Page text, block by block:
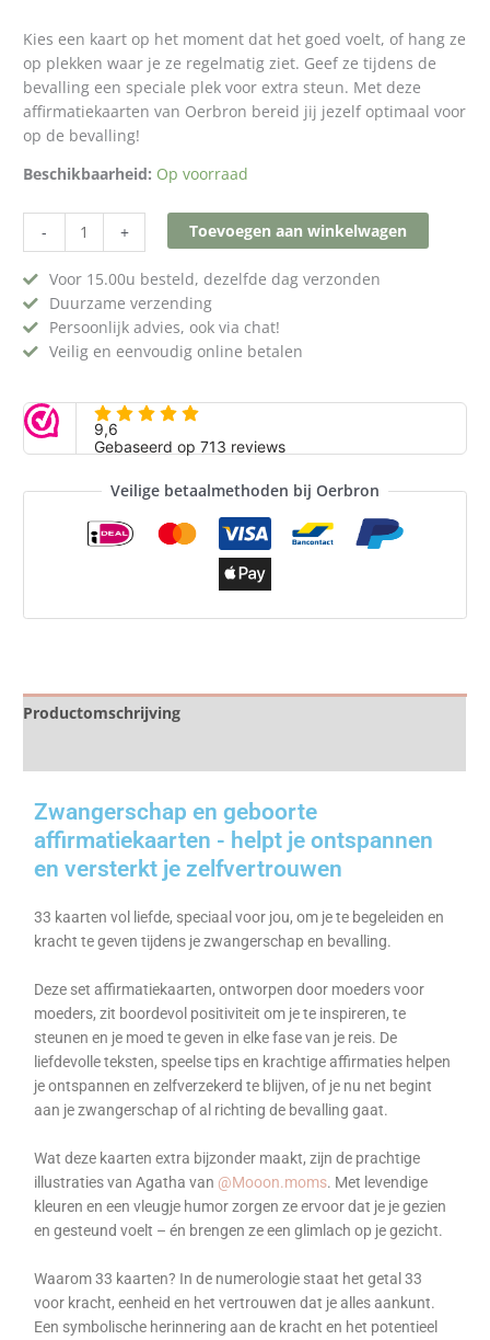
Kies een kaart op het moment dat het goed voelt, of hang ze
op plekken waar je ze regelmatig ziet. Geef ze tijdens de
bevalling een speciale plek voor extra steun. Met deze
affirmatiekaarten van Oerbron bereid jij jezelf optimaal voor
op de bevalling!
Beschikbaarheid: Op voorraad
- + Toevoegen aan winkelwagen
Voor 15.00u besteld, dezelfde dag verzonden
Duurzame verzending
Persoonlijk advies, ook via chat!
Veilig en eenvoudig online betalen
Veilige betaalmethoden bij Oerbron
Productomschrijving
Zwangerschap en geboorte
affirmatiekaarten - helpt je ontspannen
en versterkt je zelfvertrouwen
33 kaarten vol liefde, speciaal voor jou, om je te begeleiden en
kracht te geven tijdens je zwangerschap en bevalling.
Deze set affirmatiekaarten, ontworpen door moeders voor
moeders, zit boordevol positiviteit om je te inspireren, te
steunen en je moed te geven in elke fase van je reis. De
liefdevolle teksten, speelse tips en krachtige affirmaties helpen
je ontspannen en zelfverzekerd te blijven, of je nu net begint
aan je zwangerschap of al richting de bevalling gaat.
Wat deze kaarten extra bijzonder maakt, zijn de prachtige
illustraties van Agatha van @Mooon.moms. Met levendige
kleuren en een vleugje humor zorgen ze ervoor dat je je gezien
en gesteund voelt – én brengen ze een glimlach op je gezicht.
Waarom 33 kaarten? In de numerologie staat het getal 33
voor kracht, eenheid en het vertrouwen dat je alles aankunt.
Een symbolische herinnering aan de kracht en het potentieel